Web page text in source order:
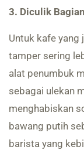
3. Diculik
Untuk kafe yang
tamper sering
alat penumbuk
sebagai ulekan
menghabiskan
bawang putih
barista yang